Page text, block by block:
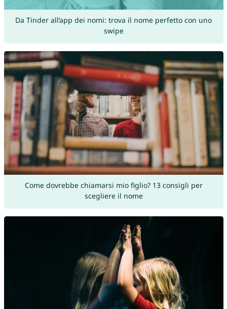
Da Tinder all’app dei nomi: trova il nome perfetto con uno
swipe
Come dovrebbe chiamarsi mio figlio? 13 consigli per
scegliere il nome